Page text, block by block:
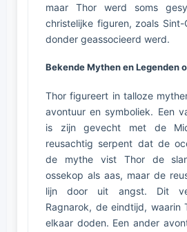
maar Thor werd soms
christelijke figuren, zoals
donder geassocieerd werd.
Bekende Mythen en Legenden
Thor figureert in talloze
avontuur en symboliek. Een
is zijn gevecht met de
reusachtig serpent dat de
de mythe vist Thor de
ossekop als aas, maar de
lijn door uit angst. Dit
Ragnarok, de eindtijd, waarin
elkaar doden. Een ander